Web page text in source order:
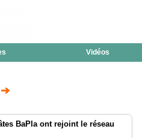
Vidéos
➔
BaPla ont rejoint le réseau